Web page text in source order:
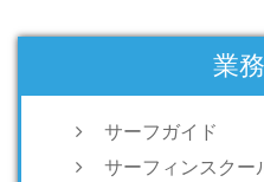
業
サーフガイド
サーフィンスクー